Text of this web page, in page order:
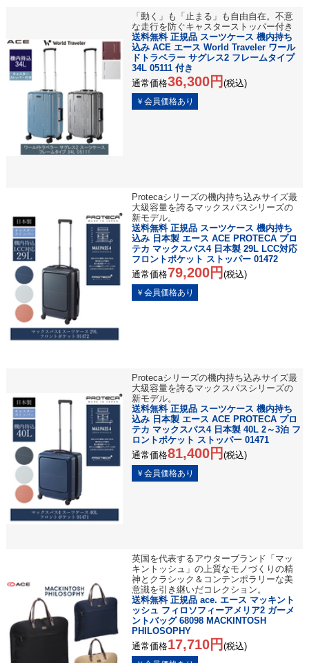
「動く」も「止まる」も自由自在。不意
な走行を防ぐキャスターストッパー付き
送料無料 正規品 スーツケース 機内持ち
込み ACE エース World Traveler ワール
ドトラベラー サグレス2 フレームタイプ
34L 05111 付き
通常価格36,300円 (税込)
Protecaシリーズの機内持ち込みサイズ最
大級容量を誇るマックスパスシリーズの
新モデル。
送料無料 正規品 スーツケース 機内持ち
込み 日本製 エース ACE PROTECA プロ
テカ マックスパス4 日本製 29L LCC対応
フロントポケット ストッパー 01472
通常価格79,200円 (税込)
Protecaシリーズの機内持ち込みサイズ最
大級容量を誇るマックスパスシリーズの
新モデル。
送料無料 正規品 スーツケース 機内持ち
込み 日本製 エース ACE PROTECA プロ
テカ マックスパス4 日本製 40L 2～3泊 フ
ロントポケット ストッパー 01471
通常価格81,400円 (税込)
英国を代表するアウターブランド「マッ
キントッシュ」の上質なモノづくりの精
神とクラシック＆コンテンポラリーな美
意識を引き継いだコレクション。
送料無料 正規品 ace. エース マッキント
ッシュ フィロソフィーアメリア2 ガーメ
ントバッグ 68098 MACKINTOSH
PHILOSOPHY
通常価格17,710円 (税込)